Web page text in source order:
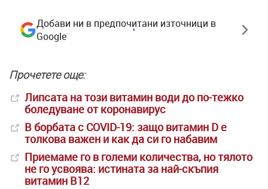
Добави ни в предпочитани източници в
Google
Прочетете още:
Липсата на този витамин води до по-тежко
боледуване от коронавирус
В борбата с COVID-19: защо витамин D е
толкова важен и как да си го набавим
Приемаме го в големи количества, но тялото
не го усвоява: истината за най-скъпия
витамин B12